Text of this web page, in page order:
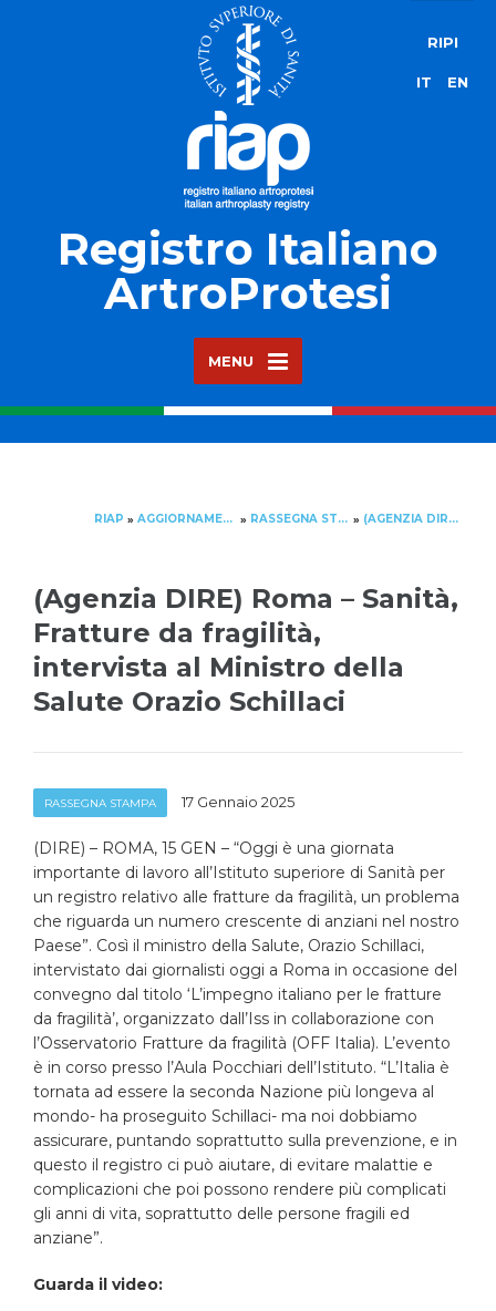
Registro Italiano
ArtroProtesi
MENU
RIPI
IT EN
RIAP » AGGIORNAMENTO » RASSEGNA STAMPA » (AGENZIA DIRE) ROMA – SANITÀ, FRATTURE DA FRAGILITÀ, INTERVISTA AL MINISTRO DELLA SALUTE ORAZIO SCHILLACI
(Agenzia DIRE) Roma – Sanità,
Fratture da fragilità,
intervista al Ministro della
Salute Orazio Schillaci
RASSEGNA STAMPA 17 Gennaio 2025
(DIRE) – ROMA, 15 GEN – “Oggi è una giornata
importante di lavoro all’Istituto superiore di Sanità per
un registro relativo alle fratture da fragilità, un problema
che riguarda un numero crescente di anziani nel nostro
Paese”. Così il ministro della Salute, Orazio Schillaci,
intervistato dai giornalisti oggi a Roma in occasione del
convegno dal titolo ‘L’impegno italiano per le fratture
da fragilità’, organizzato dall’Iss in collaborazione con
l’Osservatorio Fratture da fragilità (OFF Italia). L’evento
è in corso presso l’Aula Pocchiari dell’Istituto. “L’Italia è
tornata ad essere la seconda Nazione più longeva al
mondo- ha proseguito Schillaci- ma noi dobbiamo
assicurare, puntando soprattutto sulla prevenzione, e in
questo il registro ci può aiutare, di evitare malattie e
complicazioni che poi possono rendere più complicati
gli anni di vita, soprattutto delle persone fragili ed
anziane”.
Guarda il video: